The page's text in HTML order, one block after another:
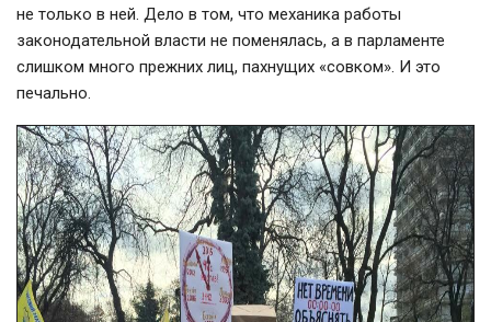
не только в ней. Дело в том, что механика работы
законодательной власти не поменялась, а в парламенте
слишком много прежних лиц, пахнущих «совком». И это
печально.